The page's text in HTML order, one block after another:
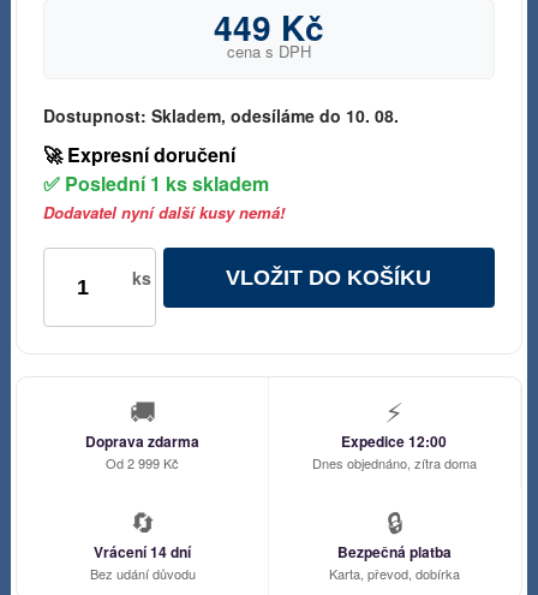
449 Kč
cena s DPH
Dostupnost: Skladem, odesíláme do 10. 08.
🚀 Expresní doručení
✅ Poslední 1 ks skladem
Dodavatel nyní další kusy nemá!
ks VLOŽIT DO KOŠÍKU
🚚
Doprava zdarma
Od 2 999 Kč
⚡
Expedice 12:00
Dnes objednáno, zítra doma
🔄
Vrácení 14 dní
Bez udání důvodu
🔒
Bezpečná platba
Karta, převod, dobírka